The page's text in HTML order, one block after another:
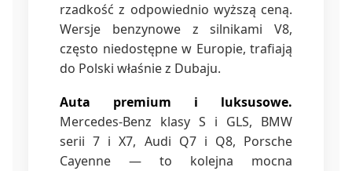
rzadkość z odpowiednio wyższą ceną.
Wersje benzynowe z silnikami V8,
często niedostępne w Europie, trafiają
do Polski właśnie z Dubaju.
Auta premium i luksusowe.
Mercedes-Benz klasy S i GLS, BMW
serii 7 i X7, Audi Q7 i Q8, Porsche
Cayenne — to kolejna mocna